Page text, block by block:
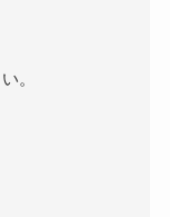
。